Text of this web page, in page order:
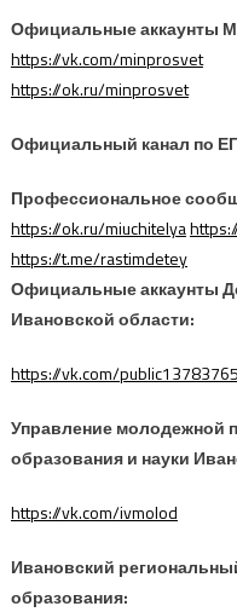
Официальные аккаунты
https://vk.com/minprosvet
https://ok.ru/minprosvet
Официальный канал по
Профессиональное
https://ok.ru/miuchitelya
https://t.me/rastimdetey
Официальные аккаунты
Ивановской области:
https://vk.com/
Управление молодежной
образования и науки
https://vk.com/ivmolod
Ивановский
образования: